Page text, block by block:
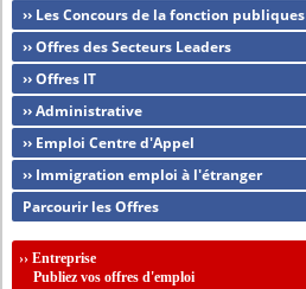
›› Les Concours de la fonction publiques
›› Offres des Secteurs Leaders
›› Offres IT
›› Administrative
›› Emploi Centre d'Appel
›› Immigration emploi à l'étranger
Parcourir les Offres
››Entreprise
Publiez vos offres d'emploi